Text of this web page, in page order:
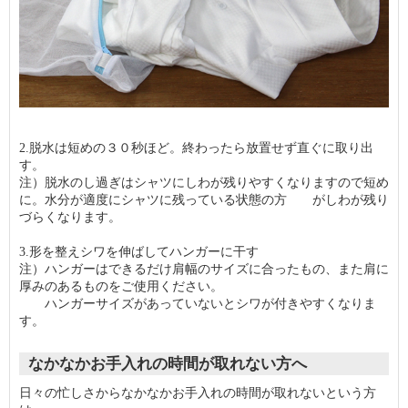
2.脱水は短めの３０秒ほど。終わったら放置せず直ぐに取り出
す。
注）脱水のし過ぎはシャツにしわが残りやすくなりますので短め
に。水分が適度にシャツに残っている状態の方 がしわが残り
づらくなります。
3.形を整えシワを伸ばしてハンガーに干す
注）ハンガーはできるだけ肩幅のサイズに合ったもの、また肩に
厚みのあるものをご使用ください。
ハンガーサイズがあっていないとシワが付きやすくなりま
す。
なかなかお手入れの時間が取れない方へ
日々の忙しさからなかなかお手入れの時間が取れないという方